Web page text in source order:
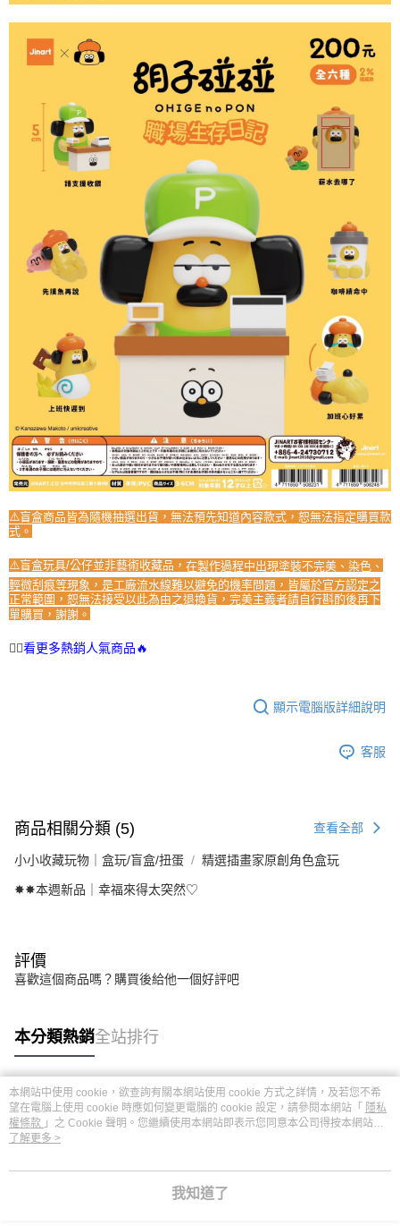
⚠️盲盒商品皆為隨機抽選出貨，無法預先知道內容款式，恕無法指定購買款
式。
⚠️盲盒玩具/公仔並非藝術收藏品， 在製作過程中出現塗裝不完美、染色、
輕微刮痕等現象，是工廠流水線難以避免的機率問題，皆屬於官方認定之
正常範圍，恕無法接受以此為由之退換貨，完美主義者請自行斟酌後再下
單購買，謝謝。
👉🏻看更多熱銷人氣商品🔥
顯示電腦版詳細說明
客服
商品相關分類 (5) 查看全部
小小收藏玩物｜盒玩/盲盒/扭蛋 精選插畫家原創角色盒玩
✸✸本週新品｜幸福來得太突然♡
評價
喜歡這個商品嗎？購買後給他一個好評吧
本分類熱銷全站排行
熱門標籤
本網站中使用 cookie，欲查詢有關本網站使用 cookie 方式之詳情，及若您不希
望在電腦上使用 cookie 時應如何變更電腦的 cookie 設定，請參閱本網站「 隱私
權條款 」之 Cookie 聲明。您繼續使用本網站即表示您同意本公司得按本網站使
用條款之 Cookie 聲明使用 cookie。
了解更多 >
我知道了